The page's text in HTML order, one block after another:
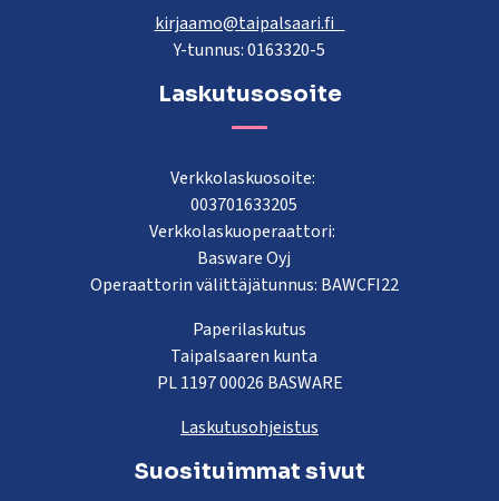
kirjaamo@taipalsaari.fi
Y-tunnus: 0163320-5
Laskutusosoite
Verkkolaskuosoite:
003701633205
Verkkolaskuoperaattori:
Basware Oyj
Operaattorin välittäjätunnus: BAWCFI22
Paperilaskutus
Taipalsaaren kunta
PL 1197 00026 BASWARE
Laskutusohjeistus
Suosituimmat sivut